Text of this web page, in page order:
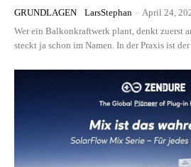
GRUNDLAGEN LarsStephan - April 24,
Wer ein Balkonkraftwerk plant, denkt zuerst
steckt ja schon im Namen. In der Praxis ist